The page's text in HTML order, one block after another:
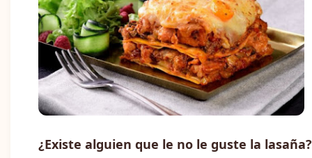
¿Existe alguien que le no le guste la